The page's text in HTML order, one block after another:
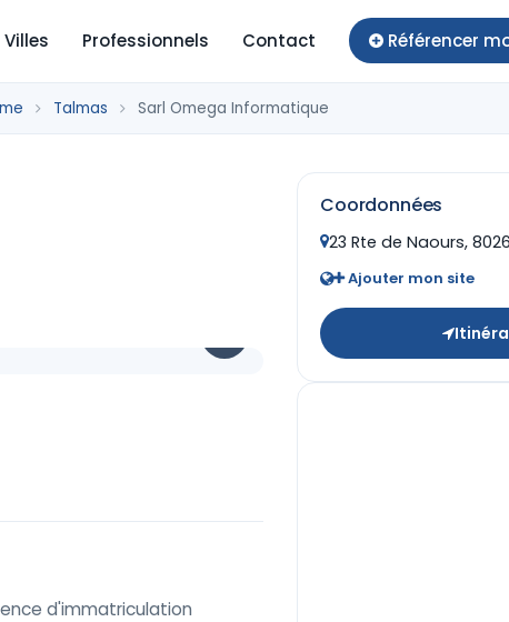
Villes Professionnels Contact Référencer
Talmas Sarl Omega Informatique
d'immatriculation
Coordonnées
23 Rte de Naours,
Ajouter mon site